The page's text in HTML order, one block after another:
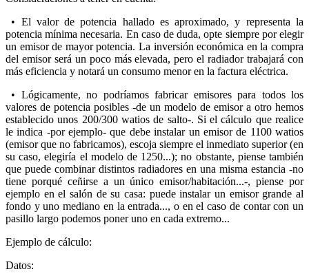
• El valor de potencia hallado es aproximado, y representa la
potencia mínima necesaria. En caso de duda, opte siempre por elegir
un emisor de mayor potencia. La inversión económica en la compra
del emisor será un poco más elevada, pero el radiador trabajará con
más eficiencia y notará un consumo menor en la factura eléctrica.
• Lógicamente, no podríamos fabricar emisores para todos los
valores de potencia posibles -de un modelo de emisor a otro hemos
establecido unos 200/300 watios de salto-. Si el cálculo que realice
le indica -por ejemplo- que debe instalar un emisor de 1100 watios
(emisor que no fabricamos), escoja siempre el inmediato superior (en
su caso, elegiría el modelo de 1250...); no obstante, piense también
que puede combinar distintos radiadores en una misma estancia -no
tiene porqué ceñirse a un único emisor/habitación...-, piense por
ejemplo en el salón de su casa: puede instalar un emisor grande al
fondo y uno mediano en la entrada..., o en el caso de contar con un
pasillo largo podemos poner uno en cada extremo...
Ejemplo de cálculo:
Datos: